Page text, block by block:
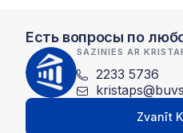
Есть вопросы по
SAZINIES AR
2233 5736
Zvanīt